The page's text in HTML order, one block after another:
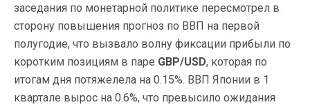
заседания по монетарной политике пересмотрел в
сторону повышения прогноз по ВВП на первой
полугодие, что вызвало волну фиксации прибыли по
коротким позициям в паре GBP/USD, которая по
итогам дня потяжелела на 0.15%. ВВП Японии в 1
квартале вырос на 0.6%, что превысило ожидания